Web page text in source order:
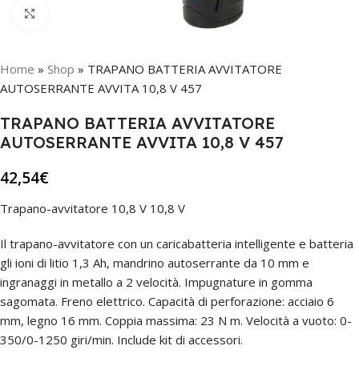
Home » Shop » TRAPANO BATTERIA AVVITATORE
AUTOSERRANTE AVVITA 10,8 V 457
TRAPANO BATTERIA AVVITATORE
AUTOSERRANTE AVVITA 10,8 V 457
42,54€
Trapano-avvitatore 10,8 V 10,8 V
Il trapano-avvitatore con un caricabatteria intelligente e batteria
gli ioni di litio 1,3 Ah, mandrino autoserrante da 10 mm e
ingranaggi in metallo a 2 velocità. Impugnature in gomma
sagomata. Freno elettrico. Capacità di perforazione: acciaio 6
mm, legno 16 mm. Coppia massima: 23 N m. Velocità a vuoto: 0-
350/0-1250 giri/min. Include kit di accessori.